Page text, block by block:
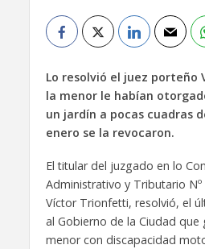
Lo resolvió el juez
la menor le habían
un jardín a pocas cuadras
enero se la revocaron.
El titular del juzgado en lo
Administrativo y Tributario Nº
Víctor Trionfetti, resolvió, el
al Gobierno de la Ciudad que
menor con discapacidad